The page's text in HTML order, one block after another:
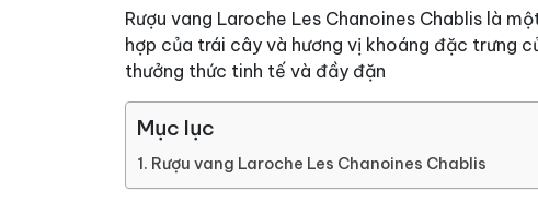
Rượu vang Laroche Les Chanoines Chablis là
hợp của trái cây và hương vị khoáng đặc trưng
thưởng thức tinh tế và đầy đặn
Mục lục
Rượu vang Laroche Les Chanoines Chablis